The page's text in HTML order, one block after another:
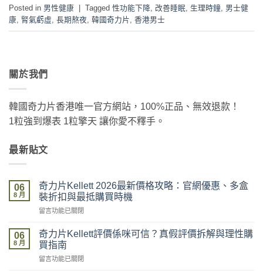
Posted in 男性健康 Tagged 性功能下降, 改善睡眠, 生理時鐘, 男士健
康, 腎氣虧虛, 長期熬夜, 韓國奇力片, 香港男士
關於我們
韓國奇力片香港唯一官方網站，100%正品、無效退款！
1粒強到爆表 1粒擎天 讓你愛不釋手。
最新貼文
06
8 月
奇力片Kellett 2026最新價格攻略：官網優惠、多盒
裝折扣與最抵購買時機
在
力
片
Kellett
2026
留言功能已關閉
06
8 月
奇力片Kellett評價係咪可信？真假評價拆解與理性購
買指南
在
留言功能已關閉